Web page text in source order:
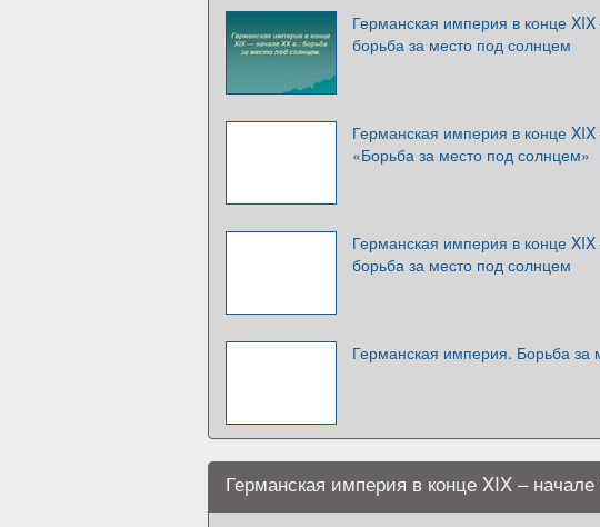
Германская империя в конце
борьба за место под солнцем
Германская империя в конце
«Борьба за место под солнцем»
Германская империя в конце
борьба за место под солнцем
Германская империя. Борьба за
Германская империя в конце XIX –